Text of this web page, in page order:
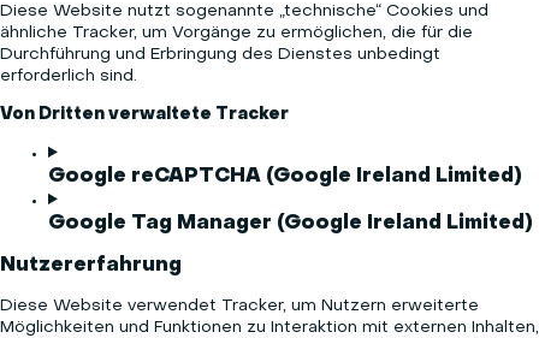
Diese Website nutzt sogenannte „technische“ Cookies und
ähnliche Tracker, um Vorgänge zu ermöglichen, die für die
Durchführung und Erbringung des Dienstes unbedingt
erforderlich sind.
Von Dritten verwaltete Tracker
Google reCAPTCHA (Google Ireland Limited)
Google Tag Manager (Google Ireland Limited)
Nutzererfahrung
Diese Website verwendet Tracker, um Nutzern erweiterte
Möglichkeiten und Funktionen zu Interaktion mit externen Inhalten,